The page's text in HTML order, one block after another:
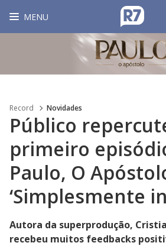
MENU
Record Novidades
Público
primeiro
Paulo, O
‘Simplesmente
Autora da superprodução,
recebeu muitos feedbacks